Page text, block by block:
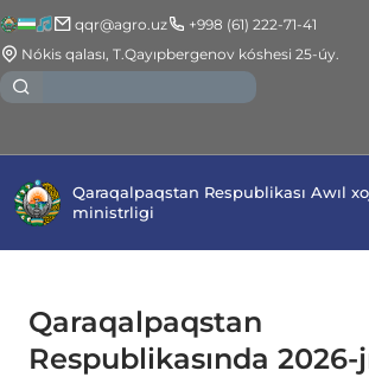
qqr@agro.uz
+998 (61) 222-71-41
Nókis qalası, T.Qayıpbergenov kóshesi 25-úy.
Qaraqalpaqstan Respublikası Awıl
ministrligi
Qaraqalpaqstan
Respublikasında 2026-